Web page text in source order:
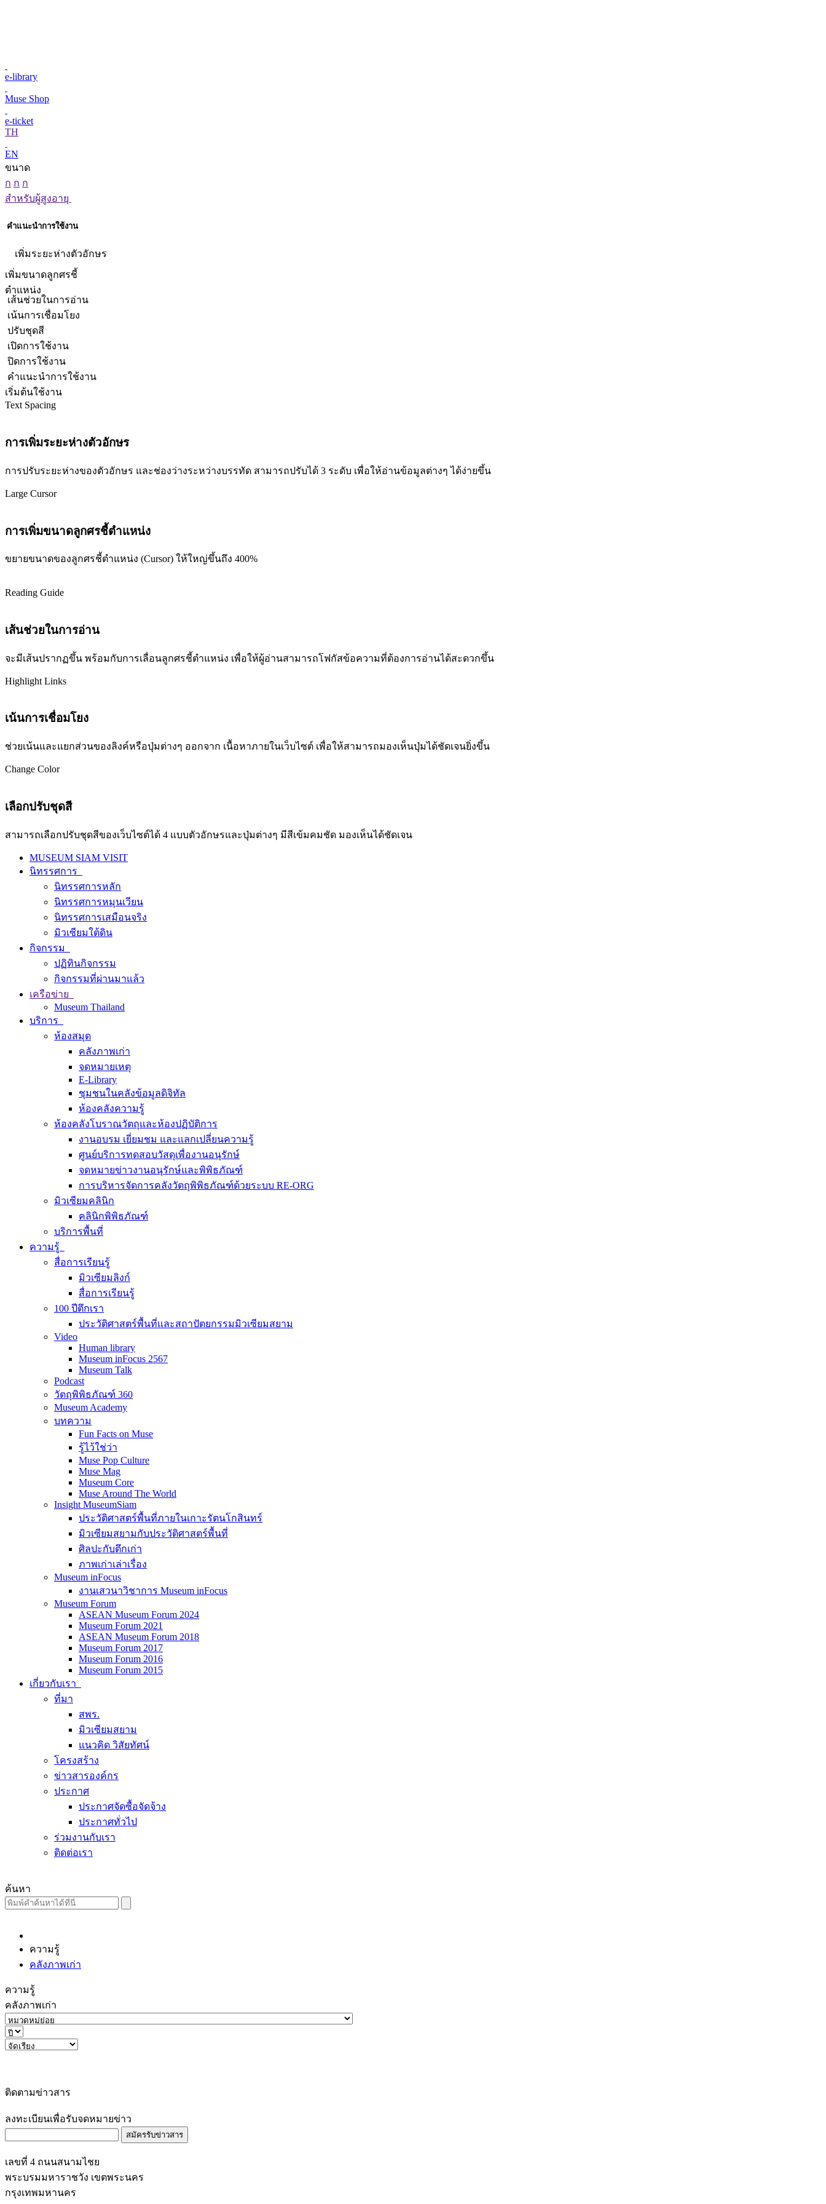
e-library
Muse Shop
e-ticket
TH
EN
ขนาด
ก ก ก
สำหรับผู้สูงอายุ
คำแนะนำการใช้งาน
เพิ่มระยะห่างตัวอักษร
เพิ่มขนาดลูกศรชี้
ตำแหน่ง
เส้นช่วยในการอ่าน
เน้นการเชื่อมโยง
ปรับชุดสี
เปิดการใช้งาน
ปิดการใช้งาน
คำแนะนำการใช้งาน
เริ่มต้นใช้งาน
Text Spacing
การเพิ่มระยะห่างตัวอักษร
การปรับระยะห่างของตัวอักษร และช่องว่างระหว่างบรรทัด สามารถปรับได้ 3 ระดับ เพื่อให้อ่านข้อมูลต่างๆ ได้ง่ายขึ้น
Large Cursor
การเพิ่มขนาดลูกศรชี้ตำแหน่ง
ขยายขนาดของลูกศรชี้ตำแหน่ง (Cursor) ให้ใหญ่ขึ้นถึง 400%
Reading Guide
เส้นช่วยในการอ่าน
จะมีเส้นปรากฏขึ้น พร้อมกับการเลื่อนลูกศรชี้ตำแหน่ง เพื่อให้ผู้อ่านสามารถโฟกัสข้อความที่ต้องการอ่านได้สะดวกขึ้น
Highlight Links
เน้นการเชื่อมโยง
ช่วยเน้นและแยกส่วนของลิงค์หรือปุ่มต่างๆ ออกจาก เนื้อหาภายในเว็บไซต์ เพื่อให้สามารถมองเห็นปุ่มได้ชัดเจนยิ่งขึ้น
Change Color
เลือกปรับชุดสี
สามารถเลือกปรับชุดสีของเว็บไซต์ได้ 4 แบบตัวอักษรและปุ่มต่างๆ มีสีเข้มคมชัด มองเห็นได้ชัดเจน
MUSEUM SIAM VISIT
นิทรรศการ
นิทรรศการหลัก
นิทรรศการหมุนเวียน
นิทรรศการเสมือนจริง
มิวเซียมใต้ดิน
กิจกรรม
ปฏิทินกิจกรรม
กิจกรรมที่ผ่านมาแล้ว
เครือข่าย
Museum Thailand
บริการ
ห้องสมุด
คลังภาพเก่า
จดหมายเหตุ
E-Library
ชุมชนในคลังข้อมูลดิจิทัล
ห้องคลังความรู้
ห้องคลังโบราณวัตถุและห้องปฏิบัติการ
งานอบรม เยี่ยมชม และแลกเปลี่ยนความรู้
ศูนย์บริการทดสอบวัสดุเพื่องานอนุรักษ์
จดหมายข่าวงานอนุรักษ์และพิพิธภัณฑ์
การบริหารจัดการคลังวัตถุพิพิธภัณฑ์ด้วยระบบ RE-ORG
มิวเซียมคลินิก
คลินิกพิพิธภัณฑ์
บริการพื้นที่
ความรู้
สื่อการเรียนรู้
มิวเซียมลิงก์
สื่อการเรียนรู้
100 ปีตึกเรา
ประวัติศาสตร์พื้นที่และสถาปัตยกรรมมิวเซียมสยาม
Video
Human library
Museum inFocus 2567
Museum Talk
Podcast
วัตถุพิพิธภัณฑ์ 360
Museum Academy
บทความ
Fun Facts on Muse
รู้ไว้ใช่ว่า
Muse Pop Culture
Muse Mag
Museum Core
Muse Around The World
Insight MuseumSiam
ประวัติศาสตร์พื้นที่ภายในเกาะรัตนโกสินทร์
มิวเซียมสยามกับประวัติศาสตร์พื้นที่
ศิลปะกับตึกเก่า
ภาพเก่าเล่าเรื่อง
Museum inFocus
งานเสวนาวิชาการ Museum inFocus
Museum Forum
ASEAN Museum Forum 2024
Museum Forum 2021
ASEAN Museum Forum 2018
Museum Forum 2017
Museum Forum 2016
Museum Forum 2015
เกี่ยวกับเรา
ที่มา
สพร.
มิวเซียมสยาม
แนวคิด วิสัยทัศน์
โครงสร้าง
ข่าวสารองค์กร
ประกาศ
ประกาศจัดซื้อจัดจ้าง
ประกาศทั่วไป
ร่วมงานกับเรา
ติดต่อเรา
ค้นหา
ความรู้
คลังภาพเก่า
ความรู้
คลังภาพเก่า
ติดตามข่าวสาร
ลงทะเบียนเพื่อรับจดหมายข่าว
สมัครรับข่าวสาร
เลขที่ 4 ถนนสนามไชย
พระบรมมหาราชวัง เขตพระนคร
กรุงเทพมหานคร